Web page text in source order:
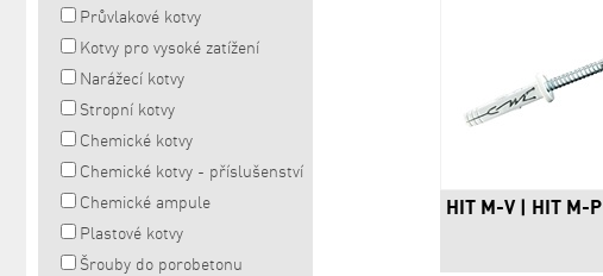
Průvlakové kotvy
Kotvy pro vysoké zatížení
Narážecí kotvy
Stropní kotvy
Chemické kotvy
Chemické kotvy - příslušenství
Chemické ampule
Plastové kotvy
Šrouby do porobetonu
HIT M-V | HIT M-P